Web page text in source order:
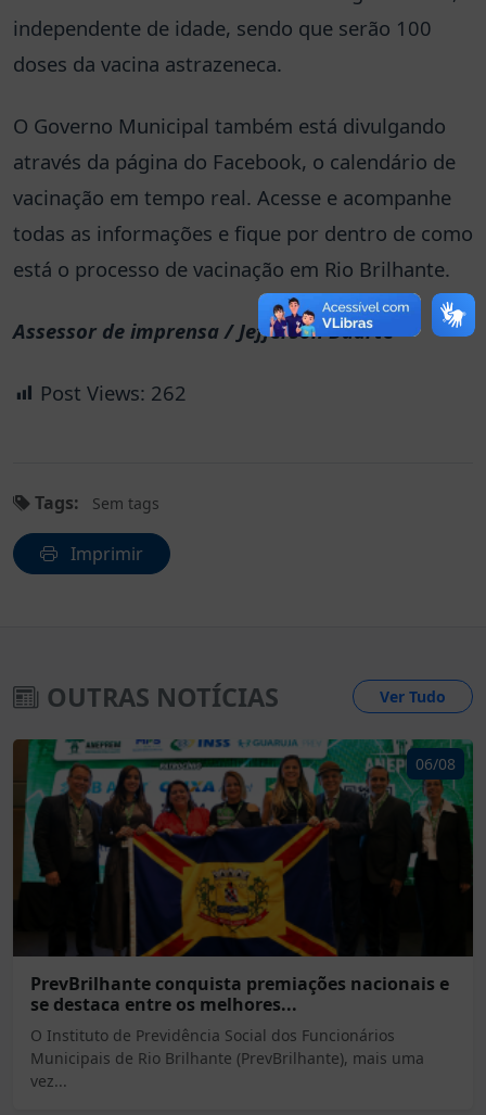
independente de idade, sendo que serão 100
doses da vacina astrazeneca.
O Governo Municipal também está divulgando
através da página do Facebook, o calendário de
vacinação em tempo real. Acesse e acompanhe
todas as informações e fique por dentro de como
está o processo de vacinação em Rio Brilhante.
Assessor de imprensa / Jefferson Duarte
Post Views: 262
Tags: Sem tags
Imprimir
OUTRAS NOTÍCIAS Ver Tudo
06/08
PrevBrilhante conquista premiações nacionais e
se destaca entre os melhores...
O Instituto de Previdência Social dos Funcionários
Municipais de Rio Brilhante (PrevBrilhante), mais uma
vez...